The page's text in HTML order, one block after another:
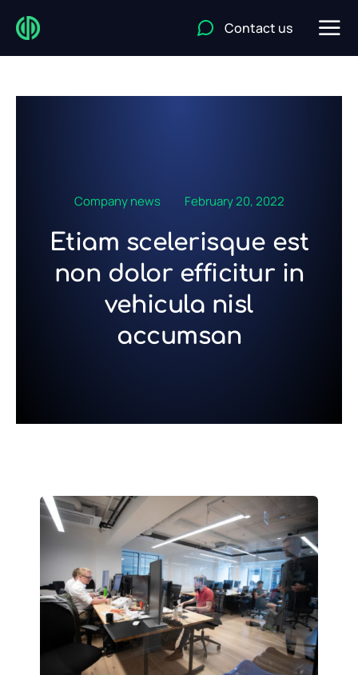
Contact us
Company news February 20, 2022
Etiam scelerisque est
non dolor efficitur in
vehicula nisl
accumsan